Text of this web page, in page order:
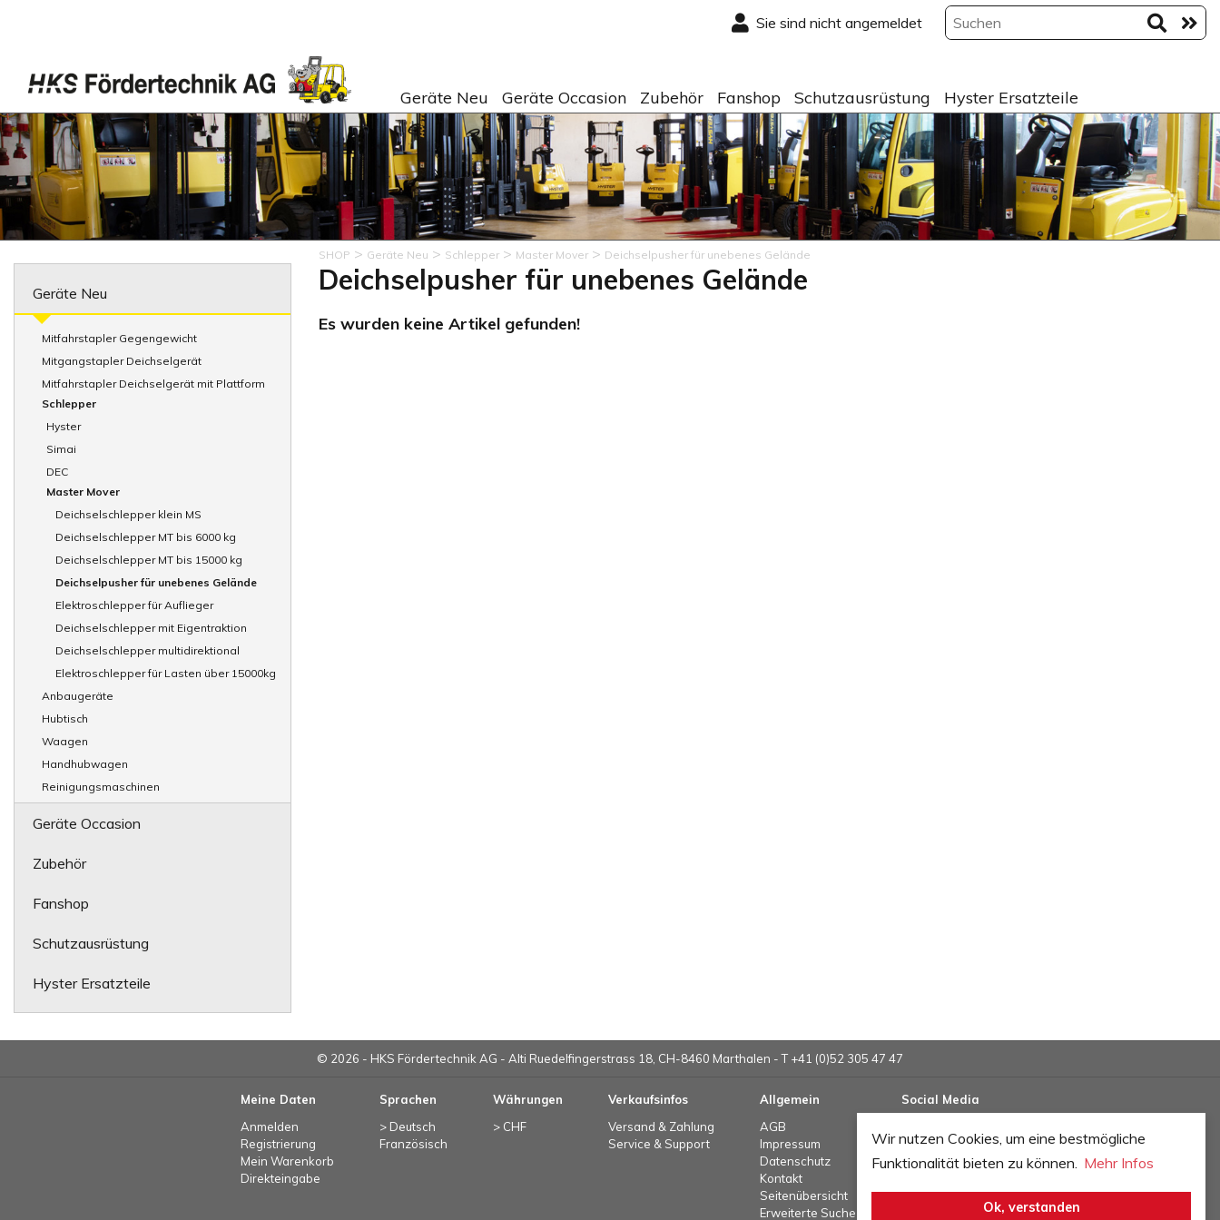
Wir nutzen Cookies, um eine bestmögliche
Funktionalität bieten zu können. Mehr Infos
Ok, verstanden
Sie sind nicht angemeldet
Geräte Neu Geräte Occasion Zubehör Fanshop Schutzausrüstung Hyster Ersatzteile
Geräte Neu
Mitfahrstapler Gegengewicht
Mitgangstapler Deichselgerät
Mitfahrstapler Deichselgerät mit Plattform
Schlepper
Hyster
Simai
DEC
Master Mover
Deichselschlepper klein MS
Deichselschlepper MT bis 6000 kg
Deichselschlepper MT bis 15000 kg
Deichselpusher für unebenes Gelände
Elektroschlepper für Auflieger
Deichselschlepper mit Eigentraktion
Deichselschlepper multidirektional
Elektroschlepper für Lasten über 15000kg
Anbaugeräte
Hubtisch
Waagen
Handhubwagen
Reinigungsmaschinen
Geräte Occasion
Zubehör
Fanshop
Schutzausrüstung
Hyster Ersatzteile
SHOP > Geräte Neu > Schlepper > Master Mover > Deichselpusher für unebenes Gelände
Deichselpusher für unebenes Gelände
Es wurden keine Artikel gefunden!
© 2026 - HKS Fördertechnik AG - Alti Ruedelfingerstrass 18, CH-8460 Marthalen - T +41 (0)52 305 47 47
Meine Daten
Anmelden
Registrierung
Mein Warenkorb
Direkteingabe
Sprachen
> Deutsch
Französisch
Währungen
> CHF
Verkaufsinfos
Versand & Zahlung
Service & Support
Allgemein
AGB
Impressum
Datenschutz
Kontakt
Seitenübersicht
Erweiterte Suche
Social Media